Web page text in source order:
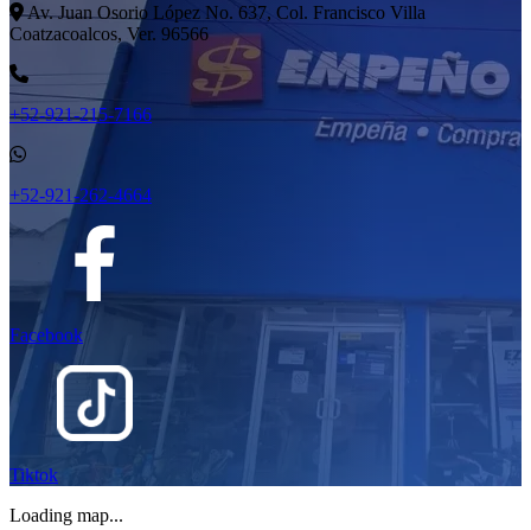
Av. Juan Osorio López No. 637, Col. Francisco Villa
Coatzacoalcos, Ver. 96566
+52-921-215-7166
+52-921-262-4664
Facebook
Tiktok
Loading map...